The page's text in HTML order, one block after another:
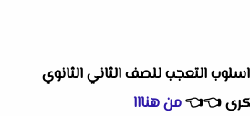
التعجب للصف الثاني الثانوي
👈
👈من هنااا